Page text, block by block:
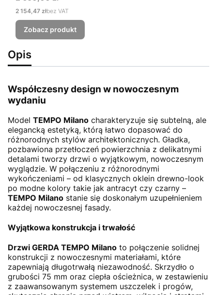
Cena
2 154,47 złbez VAT
Zobacz produkt
Opis
Współczesny design w nowoczesnym
wydaniu
Model TEMPO Milano charakteryzuje się subtelną, ale
elegancką estetyką, którą łatwo dopasować do
różnorodnych stylów architektonicznych. Gładka,
pozbawiona przetłoczeń powierzchnia z delikatnymi
detalami tworzy drzwi o wyjątkowym, nowoczesnym
wyglądzie. W połączeniu z różnorodnymi
wykończeniami – od klasycznych oklein drewno-look
po modne kolory takie jak antracyt czy czarny –
TEMPO Milano stanie się doskonałym uzupełnieniem
każdej nowoczesnej fasady.
Wyjątkowa konstrukcja i trwałość
Drzwi GERDA TEMPO Milano to połączenie solidnej
konstrukcji z nowoczesnymi materiałami, które
zapewniają długotrwałą niezawodność. Skrzydło o
grubości 75 mm oraz ciepła ościeżnica, w zestawieniu
z zaawansowanym systemem uszczelek i progów,